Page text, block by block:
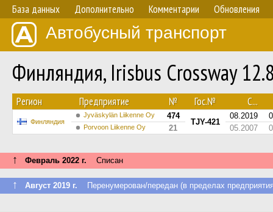
База данных Дополнительно Комментарии Обновления
Автобусный транспорт
Финляндия, Irisbus Crossway
Регион Предприятие № Гос.№ С...
Финляндия
Jyväskylän Liikenne Oy 474
TJY-421
08.2019
Porvoon Liikenne Oy 21 05.2007
↑ Февраль 2022 г. Списан
↑ Август 2019 г. Перенумерован/передан (в пределах